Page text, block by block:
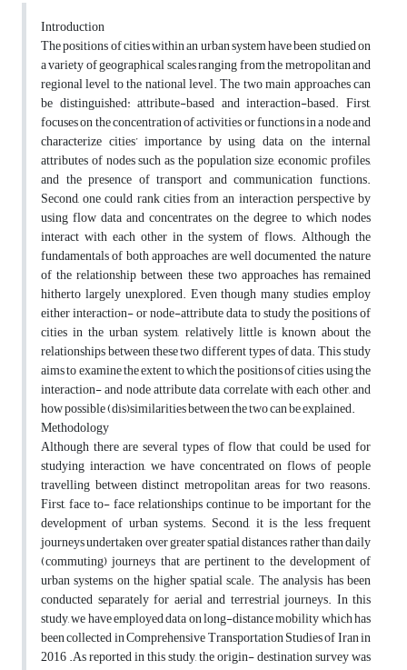
Introduction
The positions of cities within an urban system have been studied on
a variety of geographical scales ranging from the metropolitan and
regional level to the national level. The two main approaches can
be distinguished: attribute-based and interaction-based. First,
focuses on the concentration of activities or functions in a node and
characterize cities’ importance by using data on the internal
attributes of nodes such as the population size, economic profiles,
and the presence of transport and communication functions.
Second, one could rank cities from an interaction perspective by
using flow data and concentrates on the degree to which nodes
interact with each other in the system of flows. Although the
fundamentals of both approaches are well documented, the nature
of the relationship between these two approaches has remained
hitherto largely unexplored. Even though many studies employ
either interaction- or node-attribute data to study the positions of
cities in the urban system, relatively little is known about the
relationships between these two different types of data. This study
aims to examine the extent to which the positions of cities using the
interaction- and node attribute data correlate with each other, and
how possible (dis)similarities between the two can be explained.
Methodology
Although there are several types of flow that could be used for
studying interaction, we have concentrated on flows of people
travelling between distinct metropolitan areas for two reasons.
First, face to- face relationships continue to be important for the
development of urban systems. Second, it is the less frequent
journeys undertaken over greater spatial distances rather than daily
(commuting) journeys that are pertinent to the development of
urban systems on the higher spatial scale. The analysis has been
conducted separately for aerial and terrestrial journeys. In this
study, we have employed data on long-distance mobility which has
been collected in Comprehensive Transportation Studies of Iran in
2016 .As reported in this study, the origin- destination survey was